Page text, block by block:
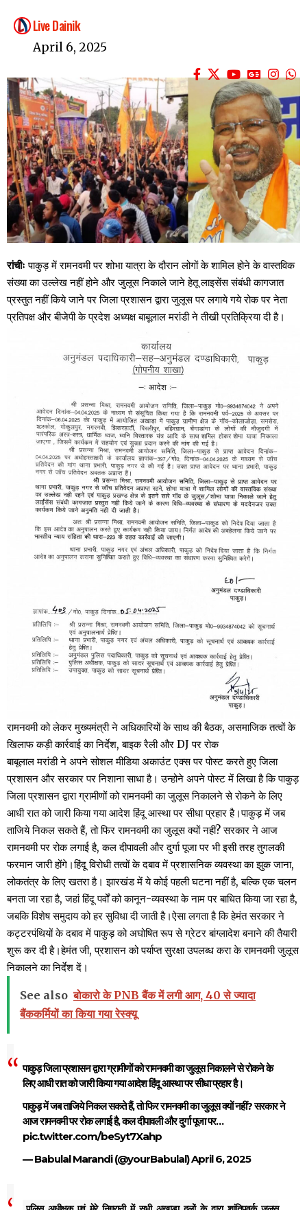
Live Dainik
April 6, 2025
रांचीः पाकुड़ में रामनवमी पर शोभा यात्रा के दौरान लोगों के शामिल होने के वास्तविक
संख्या का उल्लेख नहीं होने और जुलूस निकाले जाने हेतू लाइसेंस संबंधी कागजात
प्रस्तुत नहीं किये जाने पर जिला प्रशासन द्वारा जुलूस पर लगाये गये रोक पर नेता
प्रतिपक्ष और बीजेपी के प्रदेश अध्यक्ष बाबूलाल मरांडी ने तीखी प्रतिक्रिया दी है।
रामनवमी को लेकर मुख्यमंत्री ने अधिकारियों के साथ की बैठक, असमाजिक तत्वों के
खिलाफ कड़ी कार्रवाई का निर्देश, बाइक रैली और DJ पर रोक
बाबूलाल मरांडी ने अपने सोशल मीडिया अकाउंट एक्स पर पोस्ट करते हुए जिला
प्रशासन और सरकार पर निशाना साधा है। उन्होने अपने पोस्ट में लिखा है कि पाकुड़
जिला प्रशासन द्वारा ग्रामीणों को रामनवमी का जुलूस निकालने से रोकने के लिए
आधी रात को जारी किया गया आदेश हिंदू आस्था पर सीधा प्रहार है।पाकुड़ में जब
ताजिये निकल सकते हैं, तो फिर रामनवमी का जुलूस क्यों नहीं? सरकार ने आज
रामनवमी पर रोक लगाई है, कल दीपावली और दुर्गा पूजा पर भी इसी तरह तुगलकी
फरमान जारी होंगे।हिंदू विरोधी तत्वों के दबाव में प्रशासनिक व्यवस्था का झुक जाना,
लोकतंत्र के लिए खतरा है। झारखंड में ये कोई पहली घटना नहीं है, बल्कि एक चलन
बनता जा रहा है, जहां हिंदू पर्वों को कानून-व्यवस्था के नाम पर बाधित किया जा रहा है,
जबकि विशेष समुदाय को हर सुविधा दी जाती है।ऐसा लगता है कि हेमंत सरकार ने
कट्टरपंथियों के दबाव में पाकुड़ को अघोषित रूप से ग्रेटर बांग्लादेश बनाने की तैयारी
शुरू कर दी है।हेमंत जी, प्रशासन को पर्याप्त सुरक्षा उपलब्ध करा के रामनवमी जुलूस
निकालने का निर्देश दें।
See also बोकारो के PNB बैंक में लगी आग, 40 से ज्यादा
बैंककर्मियों का किया गया रेस्क्यू
पाकुड़ जिला प्रशासन द्वारा ग्रामीणों को रामनवमी का जुलूस निकालने से रोकने के
लिए आधी रात को जारी किया गया आदेश हिंदू आस्था पर सीधा प्रहार है।
पाकुड़ में जब ताजिये निकल सकते हैं, तो फिर रामनवमी का जुलूस क्यों नहीं? सरकार ने
आज रामनवमी पर रोक लगाई है, कल दीपावली और दुर्गा पूजा पर…
pic.twitter.com/beSyt7Xahp
— Babulal Marandi (@yourBabulal)April 6, 2025